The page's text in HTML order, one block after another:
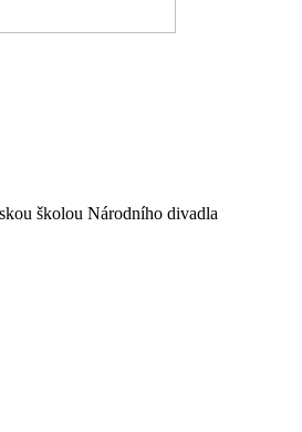
školou Národního divadla